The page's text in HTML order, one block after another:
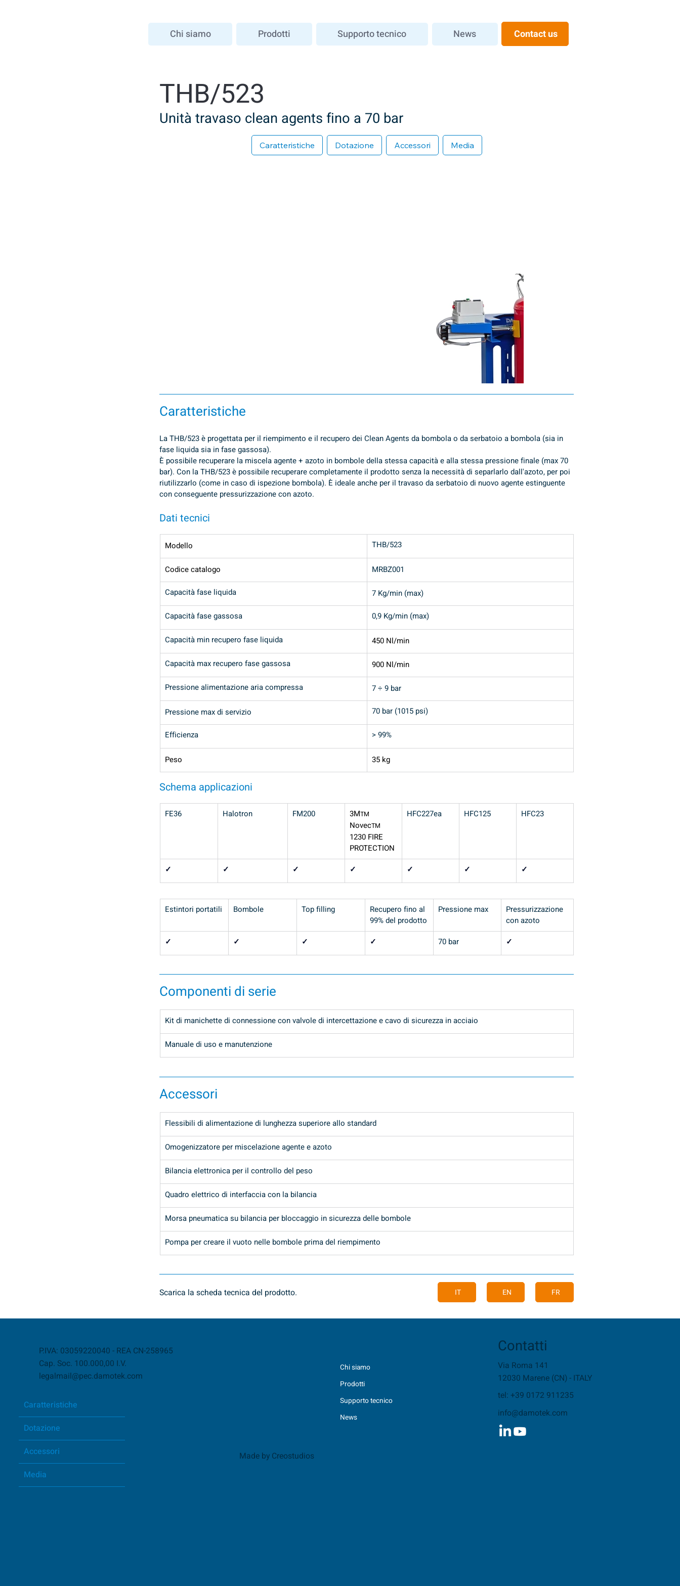
Chi siamo Prodotti Supporto tecnico News Contact us
THB/523
Unità travaso clean agents fino a 70 bar
Caratteristiche Dotazione Accessori Media
Caratteristiche
La THB/523 è progettata per il riempimento e il recupero dei Clean Agents da bombola o da serbatoio a bombola (sia in
fase liquida sia in fase gassosa).
È possibile recuperare la miscela agente + azoto in bombole della stessa capacità e alla stessa pressione finale (max 70
bar). Con la THB/523 è possibile recuperare completamente il prodotto senza la necessità di separlarlo dall'azoto, per poi
riutilizzarlo (come in caso di ispezione bombola). È ideale anche per il travaso da serbatoio di nuovo agente estinguente
con conseguente pressurizzazione con azoto.
Dati tecnici
Modello THB/523
Codice catalogo MRBZ001
Capacità fase liquida 7 Kg/min (max)
Capacità fase gassosa 0,9 Kg/min (max)
Capacità min recupero fase liquida 450 Nl/min
Capacità max recupero fase gassosa 900 Nl/min
Pressione alimentazione aria compressa 7 ÷ 9 bar
Pressione max di servizio 70 bar (1015 psi)
Efficienza > 99%
Peso 35 kg
Schema applicazioni
FE36 Halotron FM200 3MTM
NovecTM
1230 FIRE
PROTECTION
HFC227ea HFC125 HFC23
✓ ✓ ✓ ✓ ✓ ✓ ✓
Estintori portatili Bombole Top filling
Recupero fino al
99% del prodotto
Pressione max
Pressurizzazione
con azoto
✓
✓ ✓ ✓ 70 bar ✓
Componenti di serie
Kit di manichette di connessione con valvole di intercettazione e cavo di sicurezza in acciaio
Manuale di uso e manutenzione
Accessori
Flessibili di alimentazione di lunghezza superiore allo standard
Omogenizzatore per miscelazione agente e azoto
Bilancia elettronica per il controllo del peso
Quadro elettrico di interfaccia con la bilancia
Morsa pneumatica su bilancia per bloccaggio in sicurezza delle bombole
Pompa per creare il vuoto nelle bombole prima del riempimento
Scarica la scheda tecnica del prodotto. IT EN FR
P.IVA: 03059220040 - REA CN-258965
Cap. Soc. 100.000,00 I.V.
legalmail@pec.damotek.com
Made by Creostudios
Chi siamo
Prodotti
Supporto tecnico
News
Contatti
Via Roma 141
12030 Marene (CN) - ITALY
tel: +39 0172 911235
info@damotek.com
Caratteristiche
Dotazione
Accessori
Media